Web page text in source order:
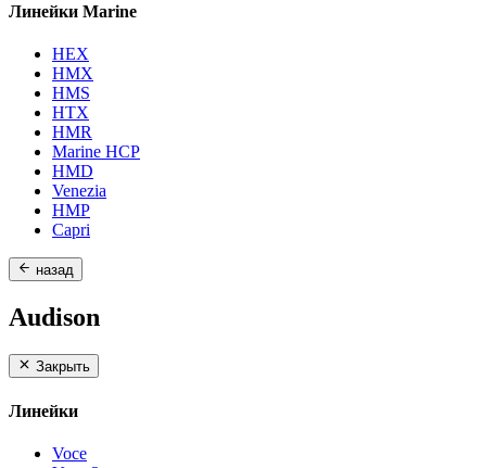
Линейки Marine
HEX
HMX
HMS
HTX
HMR
Marine HCP
HMD
Venezia
HMP
Capri
назад
Audison
Закрыть
Линейки
Voce